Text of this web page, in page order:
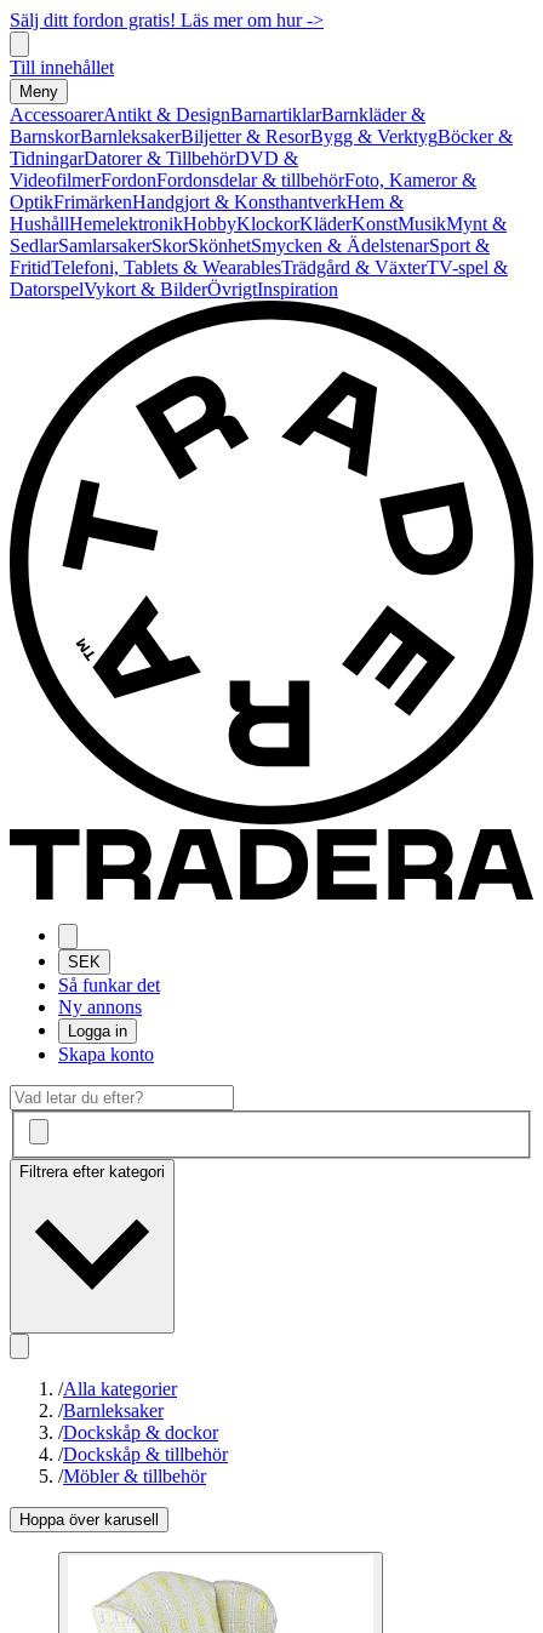
Sälj ditt fordon gratis! Läs mer om hur ->
Till innehållet
Meny
AccessoarerAntikt & DesignBarnartiklarBarnkläder &
BarnskorBarnleksakerBiljetter & ResorBygg & VerktygBöcker &
TidningarDatorer & TillbehörDVD &
VideofilmerFordonFordonsdelar & tillbehörFoto, Kameror &
OptikFrimärkenHandgjort & KonsthantverkHem &
HushållHemelektronikHobbyKlockorKläderKonstMusikMynt &
SedlarSamlarsakerSkorSkönhetSmycken & ÄdelstenarSport &
FritidTelefoni, Tablets & WearablesTrädgård & VäxterTV-spel &
DatorspelVykort & BilderÖvrigtInspiration
SEK
Så funkar det
Ny annons
Logga in
Skapa konto
Filtrera efter kategori
/Alla kategorier
/Barnleksaker
/Dockskåp & dockor
/Dockskåp & tillbehör
/Möbler & tillbehör
Hoppa över karusell